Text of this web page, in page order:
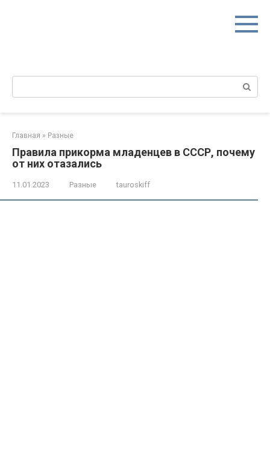
Поиск:
Главная » Разные
Правила прикорма младенцев в СССР, почему
от них отазались
11.01.2023 Разные tauroskiff